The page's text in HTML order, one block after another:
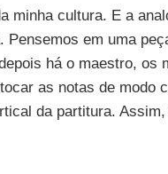
minha cultura. E a
em uma
há o maestro, os
as notas de modo
da partitura.